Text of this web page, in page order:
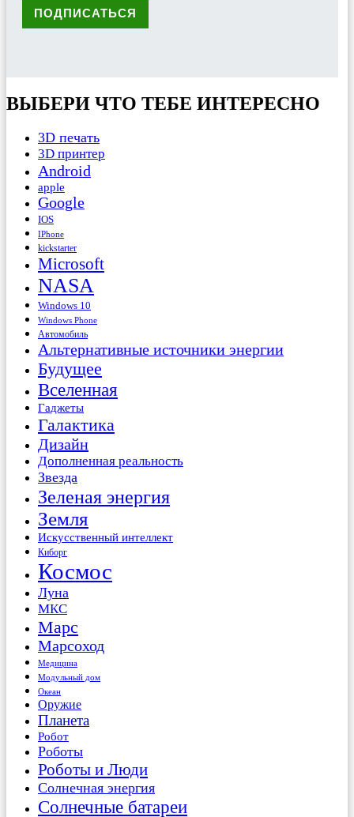
ВЫБЕРИ ЧТО ТЕБЕ ИНТЕРЕСНО
3D печать
3D принтер
Android
apple
Google
IOS
IPhone
kickstarter
Microsoft
NASA
Windows 10
Windows Phone
Автомобиль
Альтернативные источники энергии
Будущее
Вселенная
Гаджеты
Галактика
Дизайн
Дополненная реальность
Звезда
Зеленая энергия
Земля
Искусственный интеллект
Киборг
Космос
Луна
МКС
Марс
Марсоход
Медицина
Модульный дом
Океан
Оружие
Планета
Робот
Роботы
Роботы и Люди
Солнечная энергия
Солнечные батареи